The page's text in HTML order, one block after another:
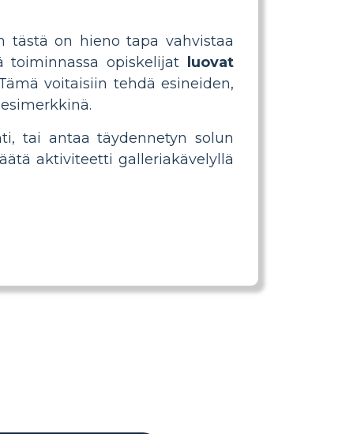
tästä on hieno tapa vahvistaa
toiminnassa opiskelijat luovat
voitaisiin tehdä esineiden,
tai antaa täydennetyn solun
aktiviteetti galleriakävelyllä